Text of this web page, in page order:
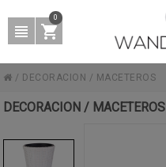
0
/ DECORACION / MACETEROS
DECORACION / MACETEROS